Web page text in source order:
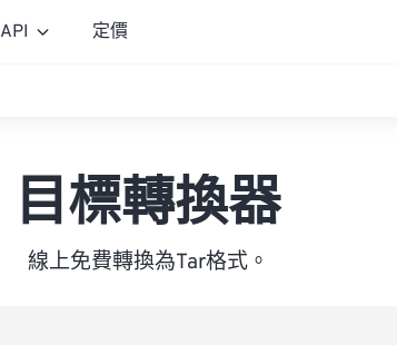
API 定價
目標轉換器
線上免費轉換為Tar格式。